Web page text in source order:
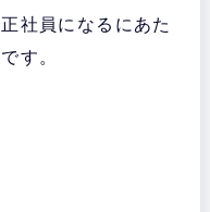
社員になるにあた
す。